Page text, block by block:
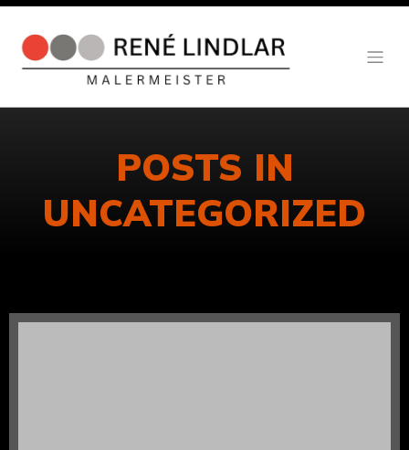
POSTS IN
UNCATEGORIZED